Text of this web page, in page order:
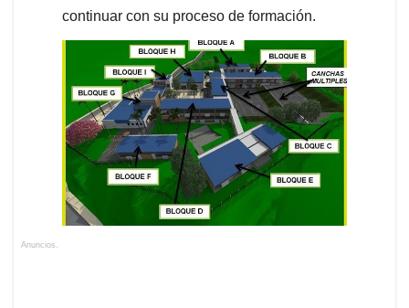
continuar con su proceso de formación.
Anuncios.